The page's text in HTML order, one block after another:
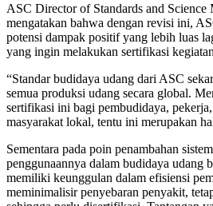
ASC Director of Standards and Science
mengatakan bahwa dengan revisi ini,
potensi dampak positif yang lebih luas
yang ingin melakukan sertifikasi
“Standar budidaya udang dari ASC
semua produksi udang secara global.
sertifikasi ini bagi pembudidaya,
masyarakat lokal, tentu ini merupakan
Sementara pada poin penambahan
penggunaannya dalam budidaya udang
memiliki keunggulan dalam efisiensi
meminimalisir penyebaran penyakit,